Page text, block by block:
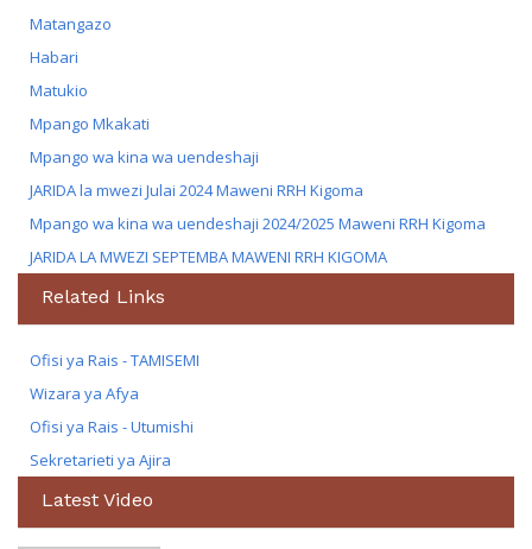
Matangazo
Habari
Matukio
Mpango Mkakati
Mpango wa kina wa uendeshaji
JARIDA la mwezi Julai 2024 Maweni RRH Kigoma
Mpango wa kina wa uendeshaji 2024/2025 Maweni RRH Kigoma
JARIDA LA MWEZI SEPTEMBA MAWENI RRH KIGOMA
Related Links
Ofisi ya Rais - TAMISEMI
Wizara ya Afya
Ofisi ya Rais - Utumishi
Sekretarieti ya Ajira
Latest Video